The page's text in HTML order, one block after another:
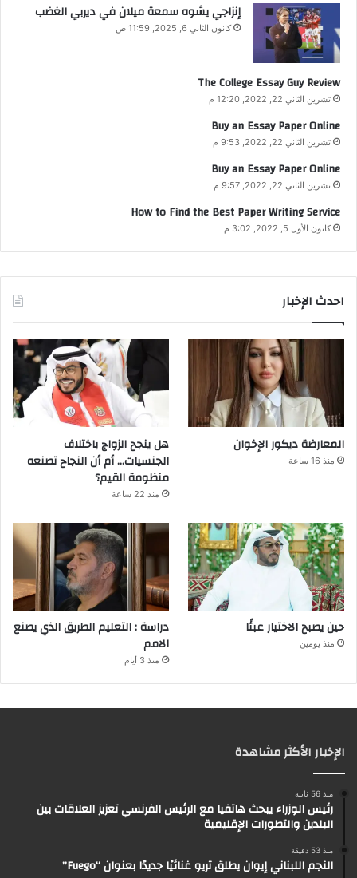
إنزاجي يشوه سمعة ميلان في ديربي الغضب
كانون الثاني 6, 2025, 11:59 ص
The College Essay Guy Review
تشرين الثاني 22, 2022, 12:20 م
Buy an Essay Paper Online
تشرين الثاني 22, 2022, 9:53 م
Buy an Essay Paper Online
تشرين الثاني 22, 2022, 9:57 م
How to Find the Best Paper Writing Service
كانون الأول 5, 2022, 3:02 م
احدث الإخبار
المعارضة ديكور الإخوان
منذ 16 ساعة
هل ينجح الزواج باختلاف
الجنسيات… أم أن النجاح تصنعه
منظومة القيم؟
منذ 22 ساعة
حين يصبح الاختيار عبئًا
منذ يومين
دراسة : التعليم الطريق الذي يصنع
الامم
منذ 3 أيام
الإخبار الأكثر مشاهدة
منذ 56 ثانية
رئيس الوزراء يبحث هاتفيا مع الرئيس الفرنسي تعزيز العلاقات بين
البلدين والتطورات الإقليمية
منذ 53 دقيقة
النجم اللبناني إيوان يطلق تريو غنائيًا جديدًا بعنوان “Fuego”